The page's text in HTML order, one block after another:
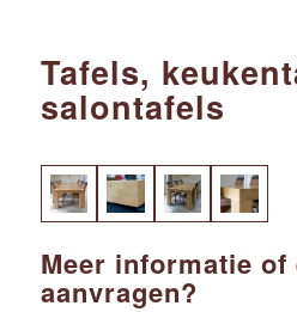
Tafels,
salontafels
Meer informatie of
aanvragen?